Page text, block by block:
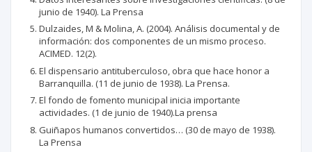
junio de 1940). La Prensa
Dulzaides, M & Molina, A. (2004). Análisis documental y de
información: dos componentes de un mismo proceso.
ACIMED. 12(2).
El dispensario antituberculoso, obra que hace honor a
Barranquilla. (11 de junio de 1938). La Prensa.
El fondo de fomento municipal inicia importante
actividades. (1 de junio de 1940).La prensa
Guiñapos humanos convertidos… (30 de mayo de 1938).
La Prensa